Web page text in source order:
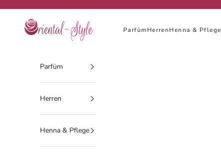
Oriental-Style
ParfümHerrenHenna & Pflege
Parfüm
Herren
Henna & Pflege